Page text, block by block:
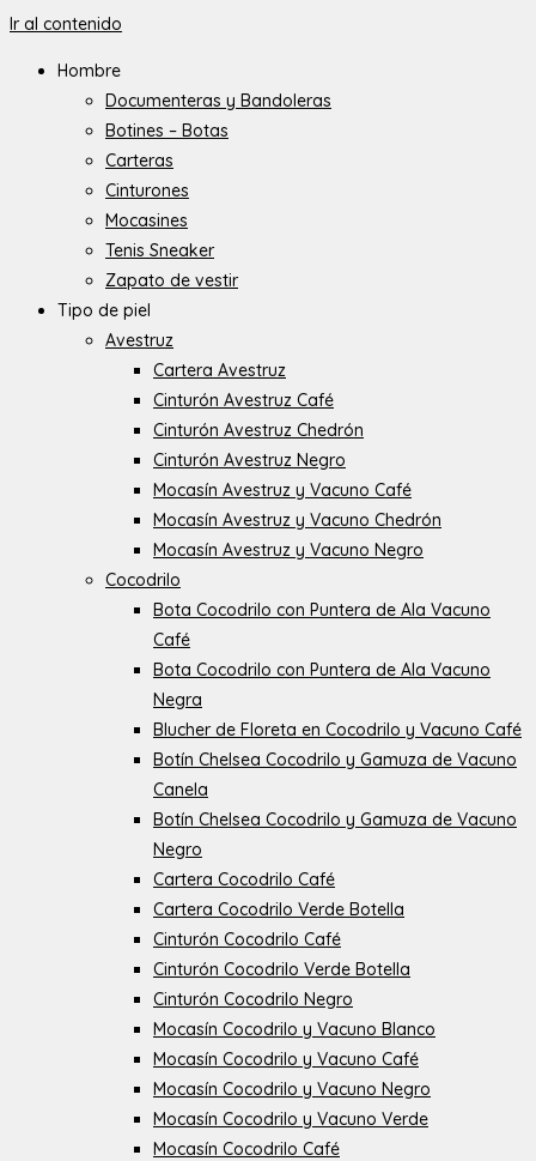
Ir al contenido
Hombre
Documenteras y Bandoleras
Botines – Botas
Carteras
Cinturones
Mocasines
Tenis Sneaker
Zapato de vestir
Tipo de piel
Avestruz
Cartera Avestruz
Cinturón Avestruz Café
Cinturón Avestruz Chedrón
Cinturón Avestruz Negro
Mocasín Avestruz y Vacuno Café
Mocasín Avestruz y Vacuno Chedrón
Mocasín Avestruz y Vacuno Negro
Cocodrilo
Bota Cocodrilo con Puntera de Ala Vacuno
Café
Bota Cocodrilo con Puntera de Ala Vacuno
Negra
Blucher de Floreta en Cocodrilo y Vacuno Café
Botín Chelsea Cocodrilo y Gamuza de Vacuno
Canela
Botín Chelsea Cocodrilo y Gamuza de Vacuno
Negro
Cartera Cocodrilo Café
Cartera Cocodrilo Verde Botella
Cinturón Cocodrilo Café
Cinturón Cocodrilo Verde Botella
Cinturón Cocodrilo Negro
Mocasín Cocodrilo y Vacuno Blanco
Mocasín Cocodrilo y Vacuno Café
Mocasín Cocodrilo y Vacuno Negro
Mocasín Cocodrilo y Vacuno Verde
Mocasín Cocodrilo Café